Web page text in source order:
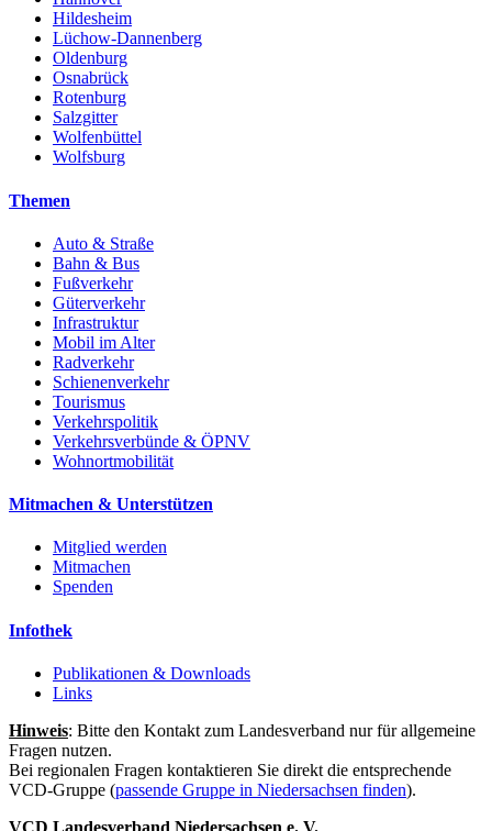
Hildesheim
Lüchow-Dannenberg
Oldenburg
Osnabrück
Rotenburg
Salzgitter
Wolfenbüttel
Wolfsburg
Themen
Auto & Straße
Bahn & Bus
Fußverkehr
Güterverkehr
Infrastruktur
Mobil im Alter
Radverkehr
Schienenverkehr
Tourismus
Verkehrspolitik
Verkehrsverbünde & ÖPNV
Wohnortmobilität
Mitmachen & Unterstützen
Mitglied werden
Mitmachen
Spenden
Infothek
Publikationen & Downloads
Links
Hinweis: Bitte den Kontakt zum Landesverband nur für allgemeine
Fragen nutzen.
Bei regionalen Fragen kontaktieren Sie direkt die entsprechende
VCD-Gruppe (passende Gruppe in Niedersachsen finden).
VCD Landesverband Niedersachsen e. V.